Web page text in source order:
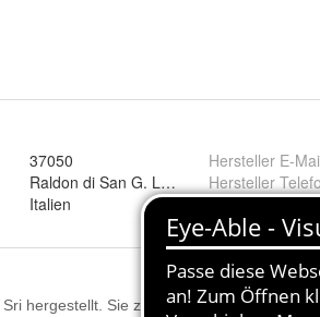
37050
Raldon di San G. Lupatoto VR
Italien
Hersteller E-
Hersteller